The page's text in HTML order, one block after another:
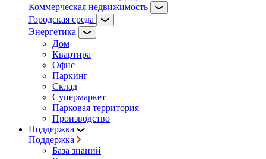
Коммерческая недвижимость
Городская среда
Энергетика
Дом
Квартира
Офис
Паркинг
Склад
Супермаркет
Парковая территория
Производство
Поддержка
Поддержка
База знаний